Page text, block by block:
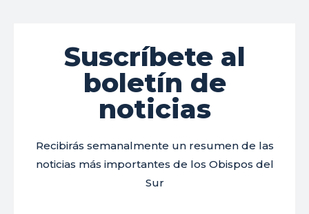
Suscríbete al
boletín de
noticias
Recibirás semanalmente un resumen de las
noticias más importantes de los Obispos del
Sur